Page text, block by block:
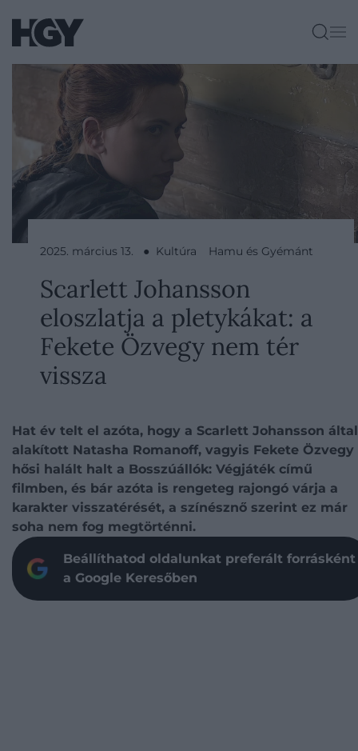
2025. március 13. ● Kultúra Hamu és Gyémánt
Scarlett Johansson
eloszlatja a pletykákat: a
Fekete Özvegy nem tér
vissza
Hat év telt el azóta, hogy a Scarlett Johansson által
alakított Natasha Romanoff, vagyis Fekete Özvegy
hősi halált halt a Bosszúállók: Végjáték című
filmben, és bár azóta is rengeteg rajongó várja a
karakter visszatérését, a színésznő szerint ez már
soha nem fog megtörténni.
Beállíthatod oldalunkat preferált forrásként
a Google Keresőben